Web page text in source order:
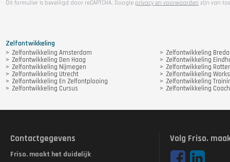
Dit formulier is beveiligd door reCAPTCHA. Google privacy en voorwaarden zijn van
Zelfontwikkeling
Zelfontwikkeling Amsterdam
Zelfontwikkeling Breda
Zelfontwikkeling Den Haag
Zelfontwikkeling
Zelfontwikkeling Nijmegen
Zelfontwikkeling
Zelfontwikkeling Utrecht
Zelfontwikkeling
Zelfontwikkeling En Zelfontplooing
Zelfontwikkeling
Zelfontwikkeling Cursus
Zelfontwikkeling Coach
Contactgegevens
Friso. maakt het duidelijk
Volg Friso.